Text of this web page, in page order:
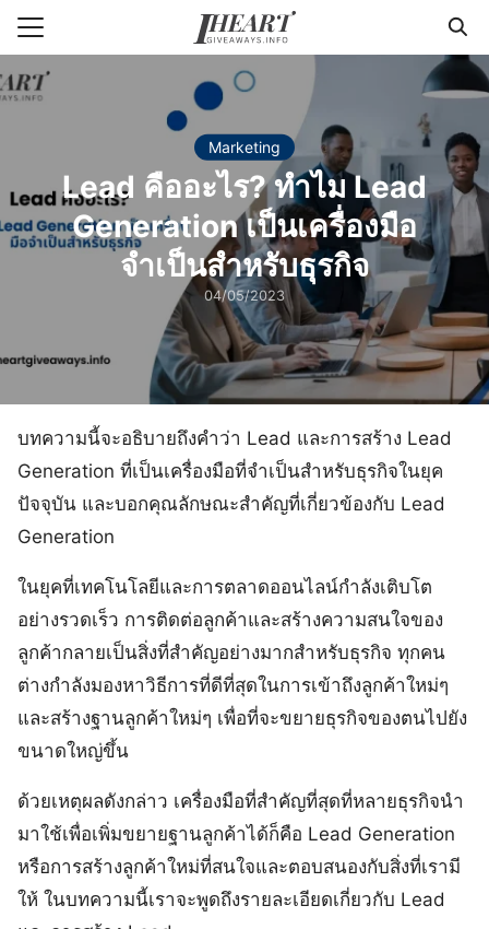
Skip
content
ม
for:
Marketing
Lead คืออะไร? ทำไม Lead
Generation เป็นเครื่องมือ
จำเป็นสำหรับธุรกิจ
04/05/2023
บทความนี้จะอธิบายถึงคำว่า Lead และการสร้าง Lead
Generation ที่เป็นเครื่องมือที่จำเป็นสำหรับธุรกิจในยุค
ปัจจุบัน และบอกคุณลักษณะสำคัญที่เกี่ยวข้องกับ Lead
Generation
ในยุคที่เทคโนโลยีและการตลาดออนไลน์กำลังเติบโต
อย่างรวดเร็ว การติดต่อลูกค้าและสร้างความสนใจของ
ลูกค้ากลายเป็นสิ่งที่สำคัญอย่างมากสำหรับธุรกิจ ทุกคน
ต่างกำลังมองหาวิธีการที่ดีที่สุดในการเข้าถึงลูกค้าใหม่ๆ
และสร้างฐานลูกค้าใหม่ๆ เพื่อที่จะขยายธุรกิจของตนไปยัง
ขนาดใหญ่ขึ้น
ด้วยเหตุผลดังกล่าว เครื่องมือที่สำคัญที่สุดที่หลายธุรกิจนำ
มาใช้เพื่อเพิ่มขยายฐานลูกค้าได้ก็คือ Lead Generation
หรือการสร้างลูกค้าใหม่ที่สนใจและตอบสนองกับสิ่งที่เรามี
ให้ ในบทความนี้เราจะพูดถึงรายละเอียดเกี่ยวกับ Lead